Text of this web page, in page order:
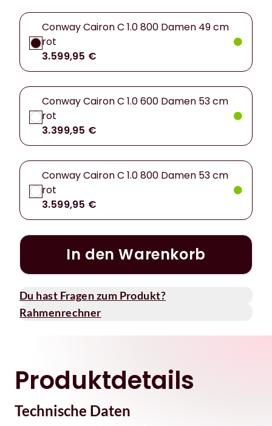
Conway Cairon C 1.0 800 Damen 49 cm
rot
3.599,95 €
Conway Cairon C 1.0 600 Damen 53 cm
rot
3.399,95 €
Conway Cairon C 1.0 800 Damen 53 cm
rot
3.599,95 €
In den Warenkorb
Du hast Fragen zum Produkt?
Rahmenrechner
Produktdetails
Technische Daten